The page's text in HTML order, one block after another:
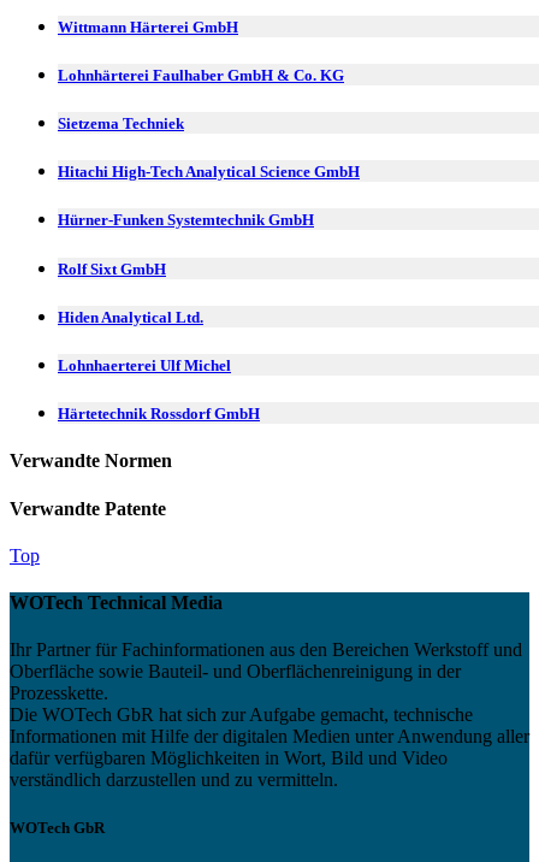
Wittmann Härterei GmbH
Lohnhärterei Faulhaber GmbH & Co. KG
Sietzema Techniek
Hitachi High-Tech Analytical Science GmbH
Hürner-Funken Systemtechnik GmbH
Rolf Sixt GmbH
Hiden Analytical Ltd.
Lohnhaerterei Ulf Michel
Härtetechnik Rossdorf GmbH
Verwandte Normen
Verwandte Patente
Top
WOTech Technical Media
Ihr Partner für Fachinformationen aus den Bereichen Werkstoff und
Oberfläche sowie Bauteil- und Oberflächenreinigung in der
Prozesskette.
Die WOTech GbR hat sich zur Aufgabe gemacht, technische
Informationen mit Hilfe der digitalen Medien unter Anwendung aller
dafür verfügbaren Möglichkeiten in Wort, Bild und Video
verständlich darzustellen und zu vermitteln.
WOTech GbR